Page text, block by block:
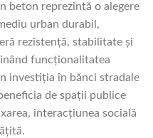
beton reprezintă o alegere
urban durabil,
rezistență, stabilitate și
funcționalitatea
investiția în bănci stradale
de spații publice
interacțiunea socială